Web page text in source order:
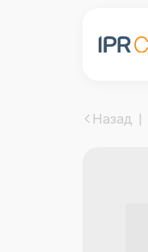
Назад